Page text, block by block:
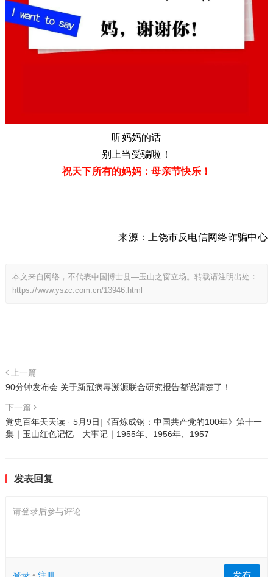
听妈妈的话
别上当受骗啦！
祝天下所有的妈妈：母亲节快乐！
来源：上饶市反电信网络诈骗中心
本文来自网络，不代表中国博士县—玉山之窗立场。转载请注明出处：
https://www.yszc.com.cn/13946.html
上一篇
90分钟发布会 关于新冠病毒溯源联合研究报告都说清楚了！
下一篇
党史百年天天读 · 5月9日|《百炼成钢：中国共产党的100年》第十一
集｜玉山红色记忆—大事记｜1955年、1956年、1957
发表回复
请登录后参与评论...